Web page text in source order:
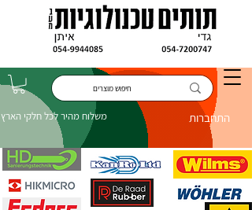
משלוח מהיר לכל חלקי הארץ התחברות